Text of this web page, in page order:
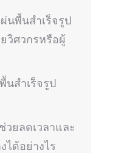
นพื้นสำเร็จรูป
วิศวกรหรือผู้
นสำเร็จรูป
วยลดเวลาและ
ได้อย่างไร